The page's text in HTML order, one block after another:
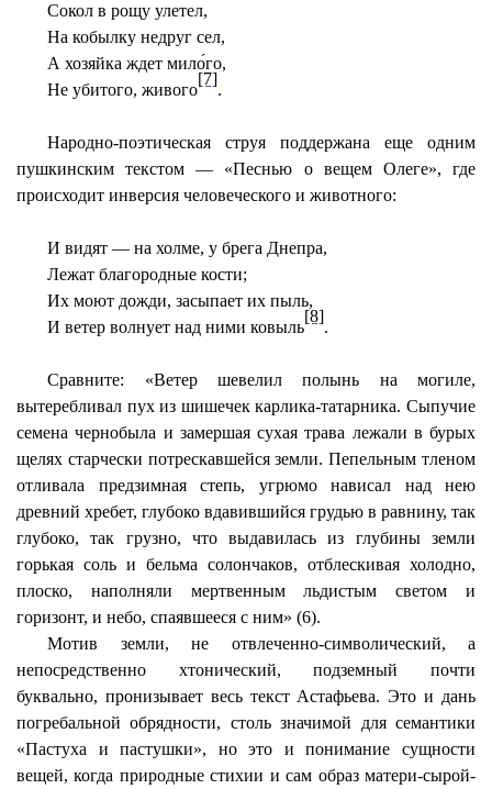
Сокол в рощу улетел,
На кобылку недруг сел,
А хозяйка ждет мило́го,
Не убитого, живого
[7]
.
Народно-поэтическая струя поддержана еще одним
пушкинским текстом — «Песнью о вещем Олеге», где
происходит инверсия человеческого и животного:
И видят — на холме, у брега Днепра,
Лежат благородные кости;
Их моют дожди, засыпает их пыль,
И ветер волнует над ними ковыль
[8]
.
Сравните: «Ветер шевелил полынь на могиле,
вытеребливал пух из шишечек карлика-татарника. Сыпучие
семена чернобыла и замершая сухая трава лежали в бурых
щелях старчески потрескавшейся земли. Пепельным тленом
отливала предзимная степь, угрюмо нависал над нею
древний хребет, глубоко вдавившийся грудью в равнину, так
глубоко, так грузно, что выдавилась из глубины земли
горькая соль и бельма солончаков, отблескивая холодно,
плоско, наполняли мертвенным льдистым светом и
горизонт, и небо, спаявшееся с ним» (6).
Мотив земли, не отвлеченно-символический, а
непосредственно хтонический, подземный почти
буквально, пронизывает весь текст Астафьева. Это и дань
погребальной обрядности, столь значимой для семантики
«Пастуха и пастушки», но это и понимание сущности
вещей, когда природные стихии и сам образ матери-сырой-